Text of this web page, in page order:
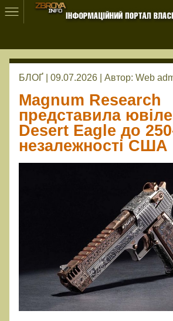
БЛОҐ | 09.07.2026 | Автор: Web
Magnum Research
представила
Desert Eagle до
незалежності США